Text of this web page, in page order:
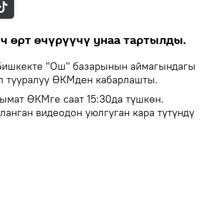
өрт өчүрүүчү унаа тартылды.
"Ош" базарынын аймагындагы
тууралуу ӨКМден кабарлашты.
ӨКМге саат 15:30да түшкөн.
видеодон уюлгуган кара түтүндү